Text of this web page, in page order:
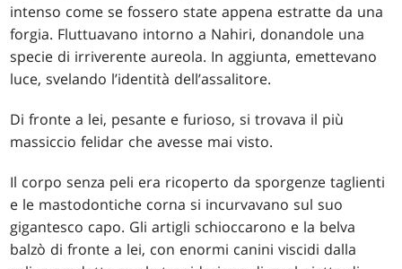
intenso come se fossero state appena estratte da una
forgia. Fluttuavano intorno a Nahiri, donandole una
specie di irriverente aureola. In aggiunta, emettevano
luce, svelando l’identità dell’assalitore.
Di fronte a lei, pesante e furioso, si trovava il più
massiccio felidar che avesse mai visto.
Il corpo senza peli era ricoperto da sporgenze taglienti
e le mastodontiche corna si incurvavano sul suo
gigantesco capo. Gli artigli schioccarono e la belva
balzò di fronte a lei, con enormi canini viscidi dalla